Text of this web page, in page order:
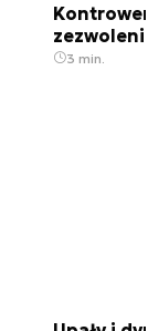
3 min.